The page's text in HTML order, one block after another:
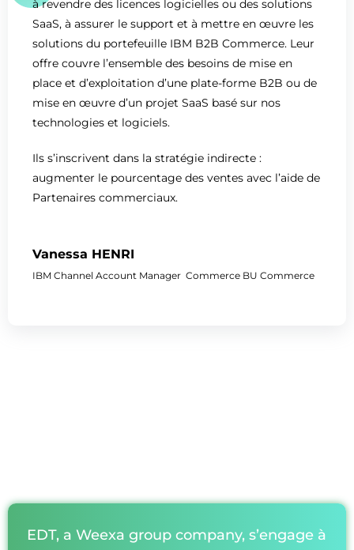
à revendre des licences logicielles ou des solutions
SaaS, à assurer le support et à mettre en œuvre les
solutions du portefeuille IBM B2B Commerce. Leur
offre couvre l’ensemble des besoins de mise en
place et d’exploitation d’une plate-forme B2B ou de
mise en œuvre d’un projet SaaS basé sur nos
technologies et logiciels.
Ils s’inscrivent dans la stratégie indirecte :
augmenter le pourcentage des ventes avec l’aide de
Partenaires commerciaux.
Vanessa HENRI
IBM Channel Account Manager Commerce BU Commerce
EDT, a Weexa group company, s’engage à